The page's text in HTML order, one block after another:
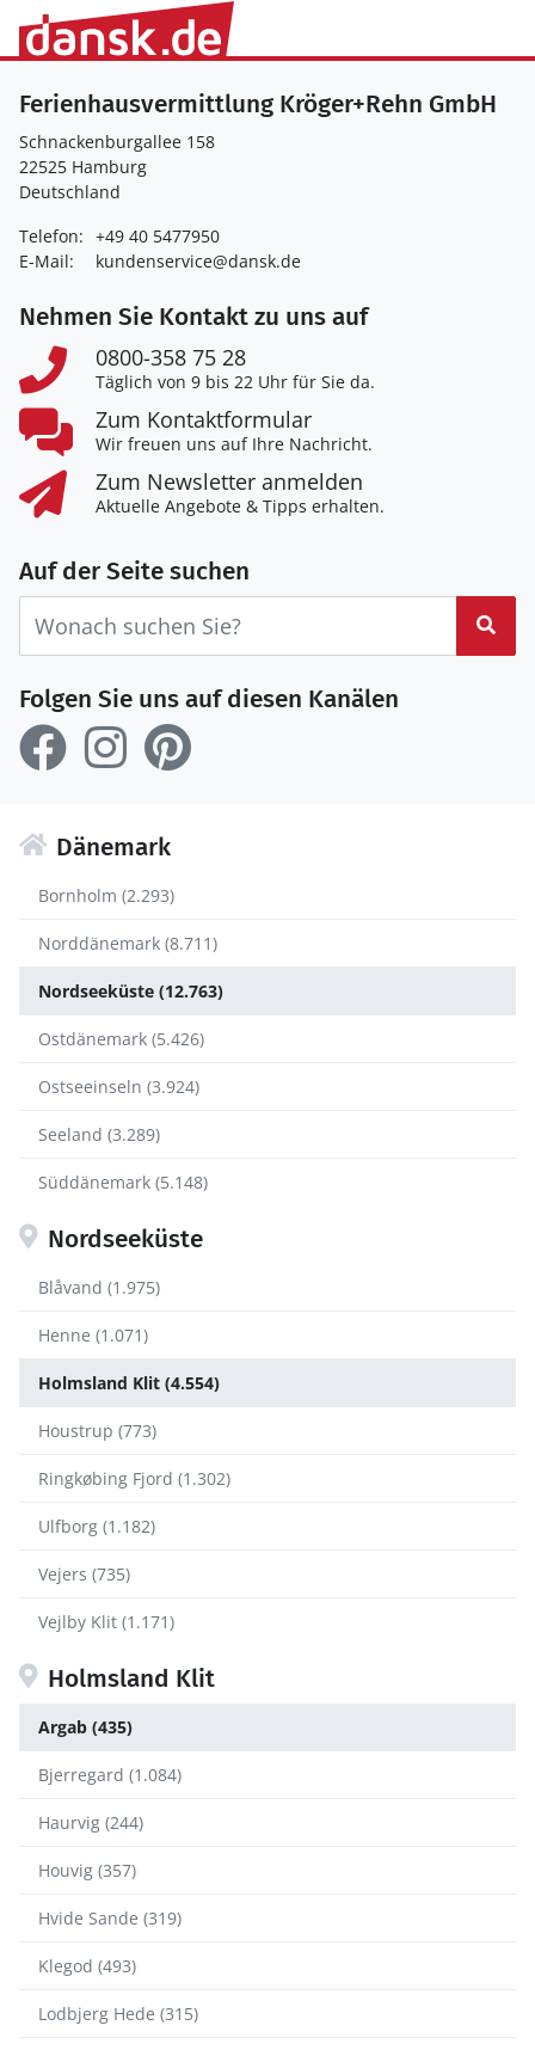
Ferienhausvermittlung Kröger+Rehn GmbH
Schnackenburgallee 158
22525 Hamburg
Deutschland
Telefon: +49 40 5477950
E-Mail:
kundenservice@dansk.de
Nehmen Sie Kontakt zu uns auf
0800-358 75 28
Täglich von 9 bis 22 Uhr für Sie da.
Zum Kontaktformular
Wir freuen uns auf Ihre Nachricht.
Zum Newsletter anmelden
Aktuelle Angebote & Tipps erhalten.
Auf der Seite suchen
Folgen Sie uns auf diesen Kanälen
Dänemark
Bornholm (2.293)
Norddänemark (8.711)
Nordseeküste (12.763)
Ostdänemark (5.426)
Ostseeinseln (3.924)
Seeland (3.289)
Süddänemark (5.148)
Nordseeküste
Blåvand (1.975)
Henne (1.071)
Holmsland Klit (4.554)
Houstrup (773)
Ringkøbing Fjord (1.302)
Ulfborg (1.182)
Vejers (735)
Vejlby Klit (1.171)
Holmsland Klit
Argab (435)
Bjerregard (1.084)
Haurvig (244)
Houvig (357)
Hvide Sande (319)
Klegod (493)
Lodbjerg Hede (315)